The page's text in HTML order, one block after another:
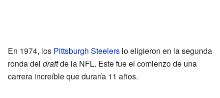
En 1974, los Pittsburgh Steelers lo eligieron en la segunda
ronda del draftde la NFL. Este fue el comienzo de una
carrera increíble que duraría 11 años.